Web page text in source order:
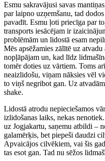
Esmu sakravājusi savas
par laipno uzņemšanu, tad
pavadīt. Esmu ļoti priecīga par
transports iesācējam ir
problēmām un lidostā esam
Mēs apsēžamies zālītē uz
nopļāpājam un, kad līdz
tomēr doties uz vārtiem. Toms
neaizlidošu, viņam nāksies vēl
to viņš negribot gan. Uz
shake.
Lidostā atrodu nepieciešamos
izlidošanas laiks, nekas
uz Jogjakartu, saņemu atbildi –
galamērķis, bet piepeši daudzi
Apvaicājos cilvēkiem, vai šis
tas esot gan. Tad nu sēžos